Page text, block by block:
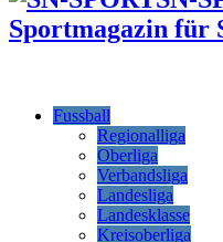
Sportmagazin für
Fussball
Regionalliga
Oberliga
Verbandsliga
Landesliga
Landesklasse
Kreisoberliga